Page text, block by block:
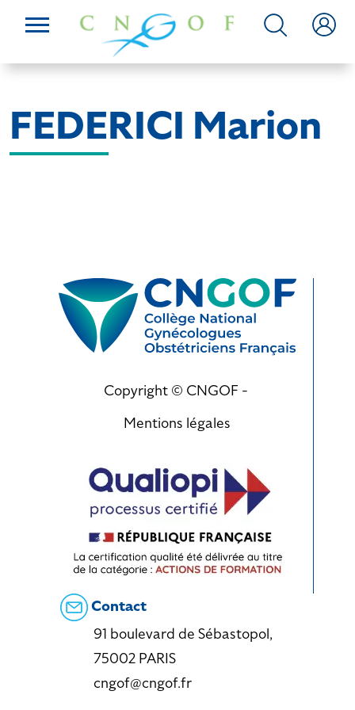
FEDERICI Marion
Copyright © CNGOF -
Mentions légales
Contact
91 boulevard de Sébastopol,
75002 PARIS
cngof@cngof.fr